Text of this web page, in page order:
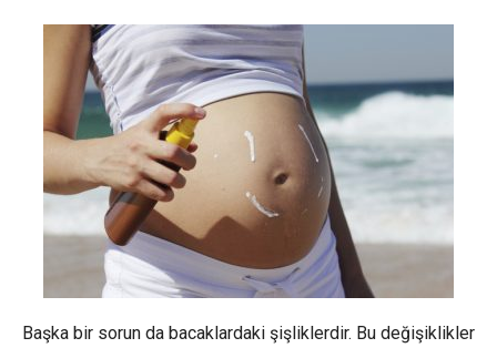
Başka bir sorun da bacaklardaki şişliklerdir. Bu değişiklikler